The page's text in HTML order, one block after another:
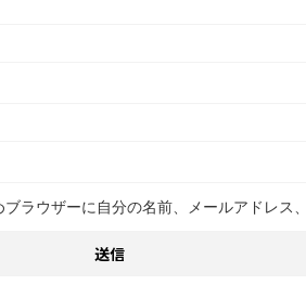
ラウザーに自分の名前、メールアドレス